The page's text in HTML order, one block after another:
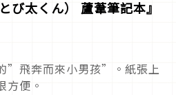
び太くん） 蘆葦筆記本』
”飛奔而來小男孩”。紙張上
方便。